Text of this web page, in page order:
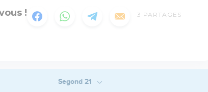
! 3 PARTAGES
Segond 21